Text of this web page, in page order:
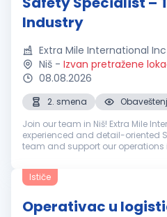
Industry
Extra Mile International Inc
Niš - Izvan pretražene
08.08.2026
2. smena
Join our team in Niš! Extra Mile
experienced and detail-oriented
team and support our operations
Ističe
Operativac u